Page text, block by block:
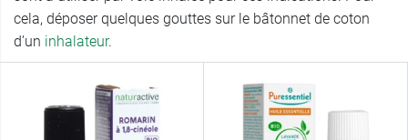
cela, déposer quelques gouttes sur le bâtonnet de coton
d’un inhalateur.